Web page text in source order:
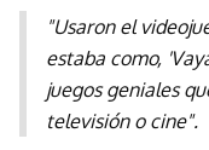
"Usaron el
estaba como,
juegos geniales
televisión o cine".